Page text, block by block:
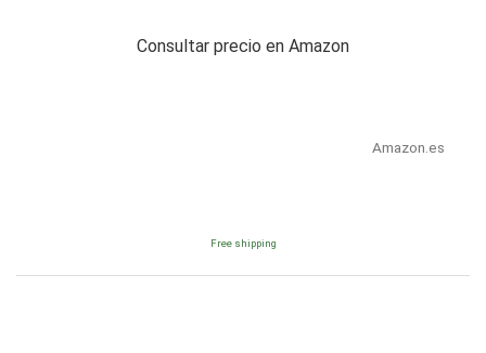
Consultar precio en Amazon
Amazon.es
Free shipping